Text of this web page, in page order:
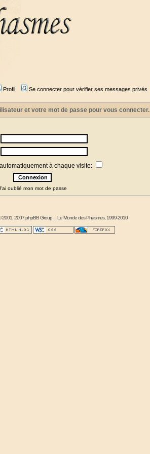
Profil Se connecter pour vérifier ses messages privés
et votre mot de passe pour vous connecter.
à chaque visite:
oublié mon mot de passe
2007 phpBB Group : :Le Monde des Phasmes, 1999-2010